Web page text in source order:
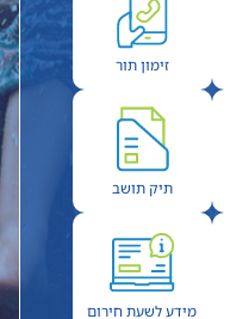
זימון תור
תיק תושב
מידע לשעת חירום